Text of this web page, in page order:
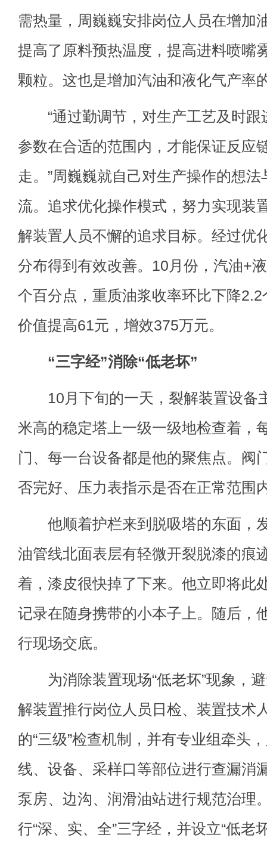
需热量，周巍巍安排岗位人员在增加
提高了原料预热温度，提高进料喷嘴
颗粒。这也是增加汽油和液化气产率
“通过勤调节，对生产工艺及时跟
参数在合适的范围内，才能保证反应
走。”周巍巍就自己对生产操作的想
流。追求优化操作模式，努力实现装
解装置人员不懈的追求目标。经过优
分布得到有效改善。10月份，汽油+
个百分点，重质油浆收率环比下降
价值提高61元，增效375万元。
“三字经”消除“低老坏”
10月下旬的一天，裂解装置设备
米高的稳定塔上一级一级地检查着，
门、每一台设备都是他的聚焦点。阀
否完好、压力表指示是否在正常范
他顺着护栏来到脱吸塔的东面，
油管线北面表层有轻微开裂脱漆的痕
着，漆皮很快掉了下来。他立即将此
记录在随身携带的小本子上。随后，
行现场交底。
为消除装置现场“低老坏”现象，避
解装置推行岗位人员日检、装置技术
的“三级”检查机制，并有专业组牵头
线、设备、采样口等部位进行查漏消
泵房、边沟、润滑油站进行规范治理
行“深、实、全”三字经，并设立“低老